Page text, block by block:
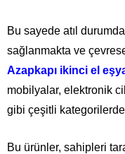
Bu sayede atıl
sağlanmakta ve
Azapkapı ikinci el
mobilyalar, elektronik
gibi çeşitli
Bu ürünler, sahipleri